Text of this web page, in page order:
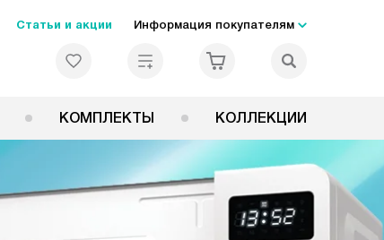
Статьи и акции Информация покупателям
КОМПЛЕКТЫ КОЛЛЕКЦИИ